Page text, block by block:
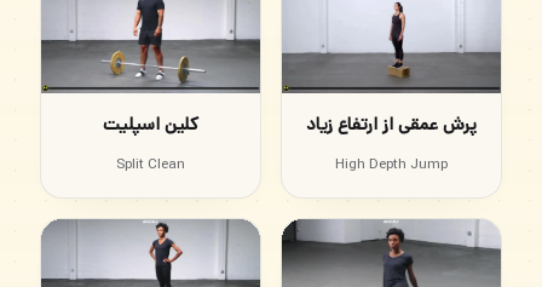
پرش عمقی از ارتفاع زیاد
High Depth Jump
کلین اسپلیت
Split Clean